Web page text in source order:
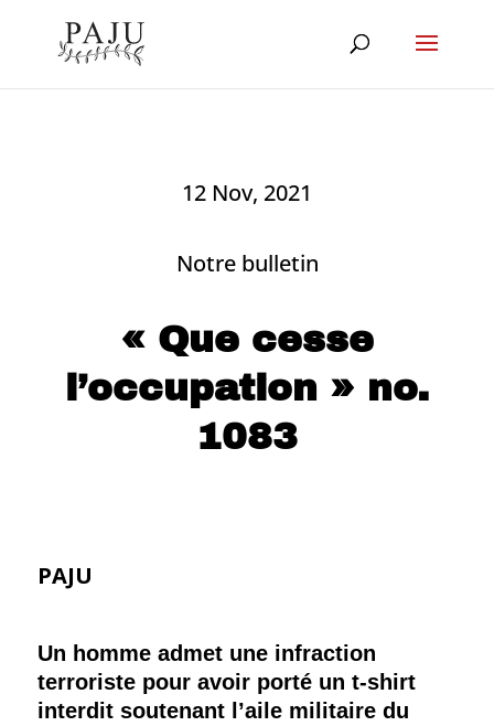
12 Nov, 2021
Notre bulletin
« Que cesse
l’occupation » no.
1083
PAJU
Un homme admet une infraction
terroriste pour avoir porté un t-shirt
interdit soutenant l’aile militaire du